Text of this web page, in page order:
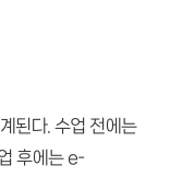
된다. 수업 전에는
후에는 e-